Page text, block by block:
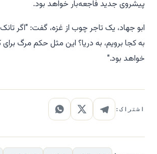
پیشروی جدید فاجعه‌بار خواهد بود.
ابو جهاد، یک تاجر چوب از غزه، گفت: "اگر
به کجا برویم، به دریا؟ این مثل حکم مرگ
خواهد بود."
اشتراک: